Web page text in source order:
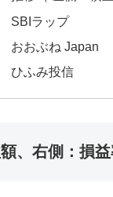
SBIラップ
おおぶね Japan
ひふみ投信
、右側：損